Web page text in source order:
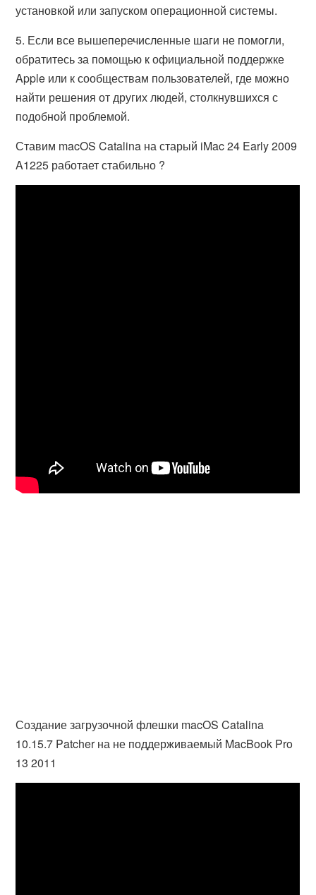
установкой или запуском операционной системы.
5. Если все вышеперечисленные шаги не помогли,
обратитесь за помощью к официальной поддержке
Apple или к сообществам пользователей, где можно
найти решения от других людей, столкнувшихся с
подобной проблемой.
Ставим macOS Catalina на старый iMac 24 Early 2009
A1225 работает стабильно ?
Создание загрузочной флешки macOS Catalina
10.15.7 Patcher на не поддерживаемый MacBook Pro
13 2011